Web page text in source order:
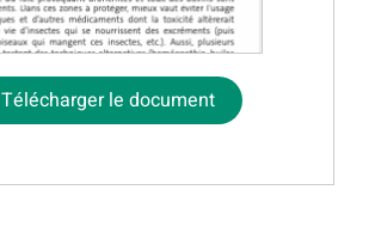
Télécharger le document